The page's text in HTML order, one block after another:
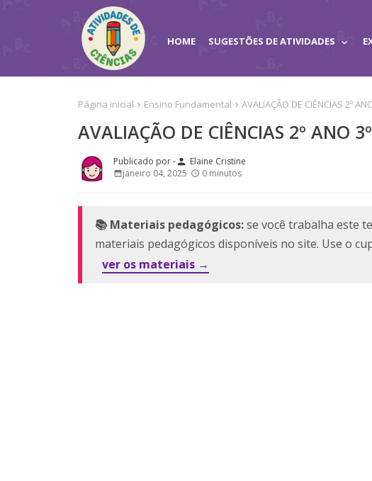
HOME SUGESTÕES DE ATIVIDADES
Página inicial Ensino Fundamental AVALIAÇÃO DE CIÊNCIAS 2º
AVALIAÇÃO DE CIÊNCIAS 2º ANO
person Elaine Cristine
janeiro 04, 2025
0 minutos
📚 Materiais pedagógicos:se você trabalha este
materiais pedagógicos disponíveis no site. Use o
ver os materiais →